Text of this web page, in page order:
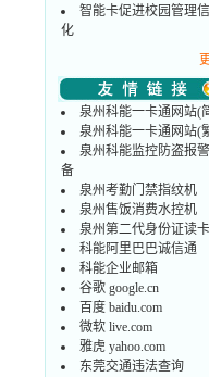
智能卡促进校园管理
化
泉州科能一卡通网站(
泉州科能一卡通网站(
泉州科能监控防盗报
备
泉州考勤门禁指纹机
泉州售饭消费水控机
泉州第二代身份证读
科能阿里巴巴诚信通
科能企业邮箱
谷歌 google.cn
百度 baidu.com
微软 live.com
雅虎 yahoo.com
东莞交通违法查询